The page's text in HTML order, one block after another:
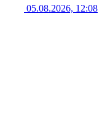
05.08.2026, 12:08